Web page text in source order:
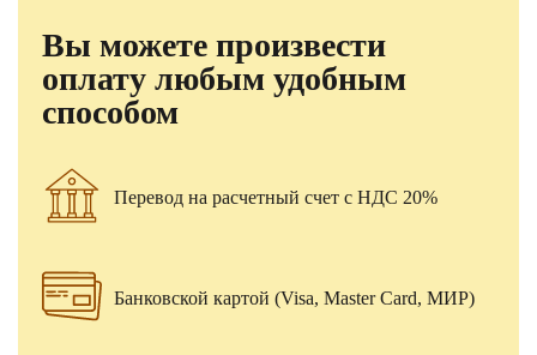
Вы можете произвести
оплату любым удобным
способом
Перевод на расчетный счет с НДС 20%
Банковской картой (Visa, Master Card, МИР)